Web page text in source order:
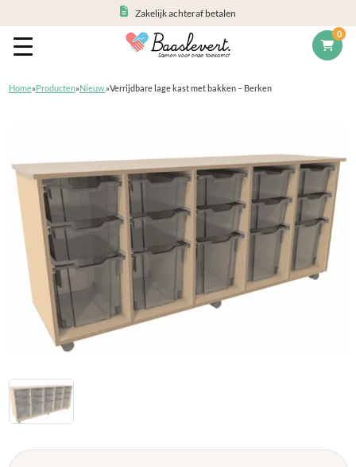
0
Zakelijk achteraf betalen
Home»Producten»Nieuw.»Verrijdbare lage kast met bakken – Berken